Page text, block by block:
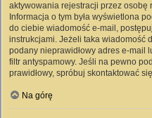
aktywowania rejestracji przez
Informacja o tym była wyświetlona
do ciebie wiadomość e-mail,
instrukcjami. Jeżeli taka wiadomość
podany nieprawidłowy adres e-mail
filtr antyspamowy. Jeśli na pewno
prawidłowy, spróbuj skontaktować
Na górę